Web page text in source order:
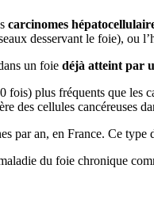
carcinomes
desservant le foie), ou
un foiedéjà atteint par
fois) plus fréquents que
des cellules cancéreuses
par an, en France. Ce
du foie chronique